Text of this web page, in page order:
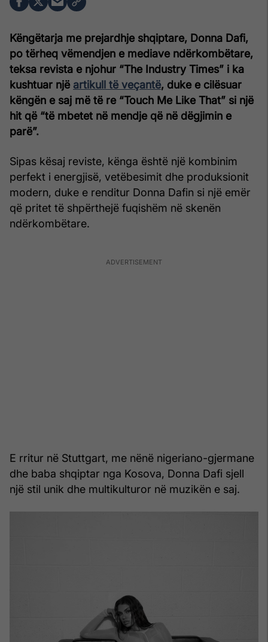
Këngëtarja me prejardhje shqiptare, Donna Dafi,
po tërheq vëmendjen e mediave ndërkombëtare,
teksa revista e njohur “The Industry Times” i ka
kushtuar një artikull të veçantë, duke e cilësuar
këngën e saj më të re “Touch Me Like That” si një
hit që “të mbetet në mendje që në dëgjimin e
parë”.
Sipas kësaj reviste, kënga është një kombinim
perfekt i energjisë, vetëbesimit dhe produksionit
modern, duke e renditur Donna Dafin si një emër
që pritet të shpërthejë fuqishëm në skenën
ndërkombëtare.
E rritur në Stuttgart, me nënë nigeriano-gjermane
dhe baba shqiptar nga Kosova, Donna Dafi sjell
një stil unik dhe multikulturor në muzikën e saj.